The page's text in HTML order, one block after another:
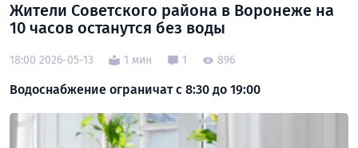
Жители Советского района в Воронеже на
10 часов останутся без воды
18:00 2026-05-13 1 мин 1 896
Водоснабжение ограничат с 8:30 до 19:00